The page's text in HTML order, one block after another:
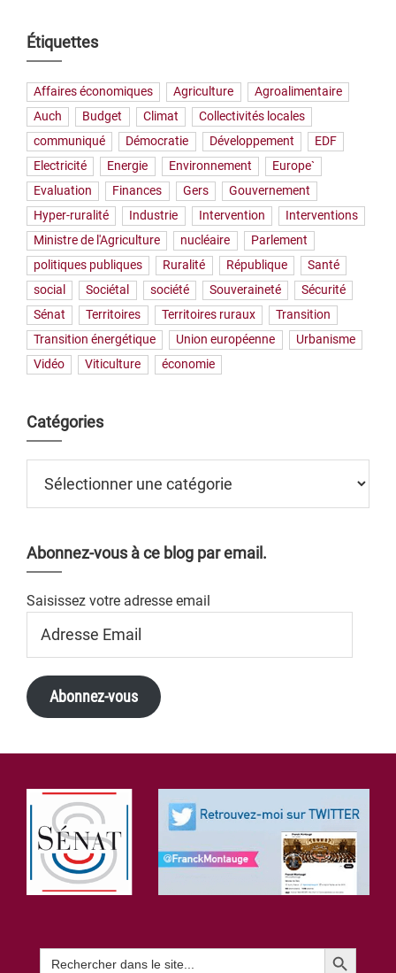
Étiquettes
Affaires économiques Agriculture
Agroalimentaire
Auch
Budget Climat
Collectivités locales
communiqué
Démocratie Développement
EDF
Electricité
Energie Environnement
Europe`
Evaluation
Finances Gers
Gouvernement
Hyper-ruralité
Industrie Intervention
Interventions
Ministre de l'Agriculture
nucléaire
Parlement
politiques publiques
Ruralité République
Santé
social
Sociétal société Souveraineté
Sécurité
Sénat
Territoires Territoires ruraux
Transition
Transition énergétique
Union européenne
Urbanisme
Vidéo
Viticulture économie
Catégories
Abonnez-vous à ce blog par email.
Saisissez votre adresse email
Email
Abonnez-vous
Footer
Search
Search Button